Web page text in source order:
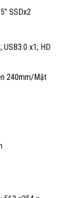
SSDx2
USB3.0 x1; HD
240mm/Mặt